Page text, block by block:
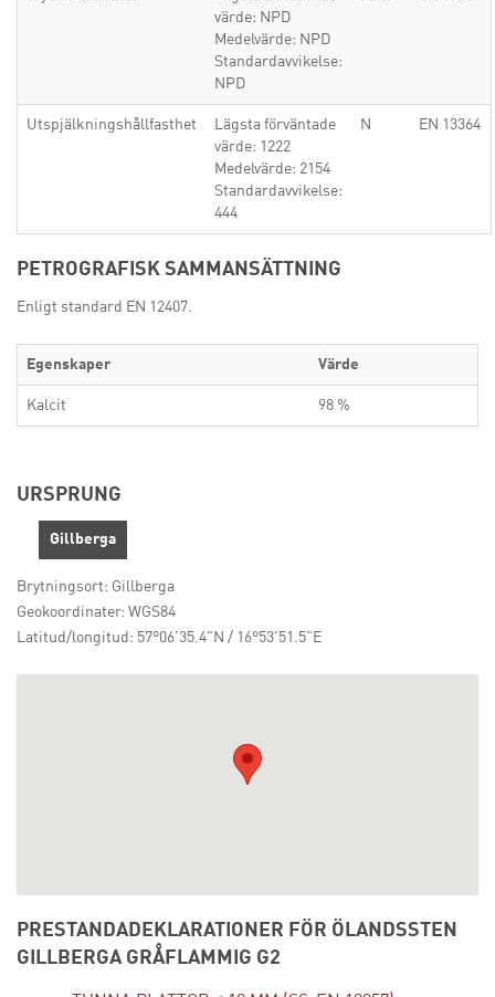
värde: NPD
Medelvärde: NPD
Standardavvikelse:
NPD
Utspjälkningshållfasthet
Lägsta förväntade
värde: 1222
Medelvärde: 2154
Standardavvikelse:
444
N EN 13364
PETROGRAFISK SAMMANSÄTTNING
Enligt standard EN 12407.
Egenskaper Värde
Kalcit 98 %
URSPRUNG
Gillberga
Brytningsort: Gillberga
Geokoordinater: WGS84
Latitud/longitud: 57°06'35.4"N / 16°53'51.5"E
PRESTANDADEKLARATIONER FÖR ÖLANDSSTEN
GILLBERGA GRÅFLAMMIG G2